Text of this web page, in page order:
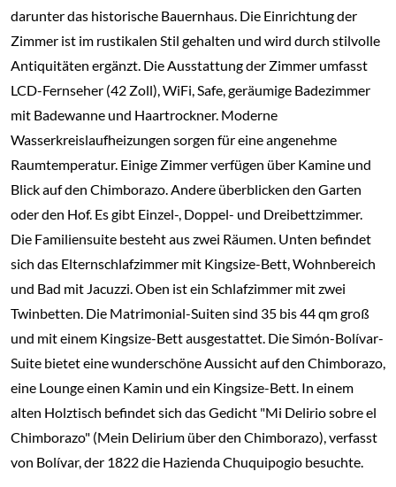
darunter das historische Bauernhaus. Die Einrichtung der
Zimmer ist im rustikalen Stil gehalten und wird durch stilvolle
Antiquitäten ergänzt. Die Ausstattung der Zimmer umfasst
LCD-Fernseher (42 Zoll), WiFi, Safe, geräumige Badezimmer
mit Badewanne und Haartrockner. Moderne
Wasserkreislaufheizungen sorgen für eine angenehme
Raumtemperatur. Einige Zimmer verfügen über Kamine und
Blick auf den Chimborazo. Andere überblicken den Garten
oder den Hof. Es gibt Einzel-, Doppel- und Dreibettzimmer.
Die Familiensuite besteht aus zwei Räumen. Unten befindet
sich das Elternschlafzimmer mit Kingsize-Bett, Wohnbereich
und Bad mit Jacuzzi. Oben ist ein Schlafzimmer mit zwei
Twinbetten. Die Matrimonial-Suiten sind 35 bis 44 qm groß
und mit einem Kingsize-Bett ausgestattet. Die Simón-Bolívar-
Suite bietet eine wunderschöne Aussicht auf den Chimborazo,
eine Lounge einen Kamin und ein Kingsize-Bett. In einem
alten Holztisch befindet sich das Gedicht "Mi Delirio sobre el
Chimborazo" (Mein Delirium über den Chimborazo), verfasst
von Bolívar, der 1822 die Hazienda Chuquipogio besuchte.